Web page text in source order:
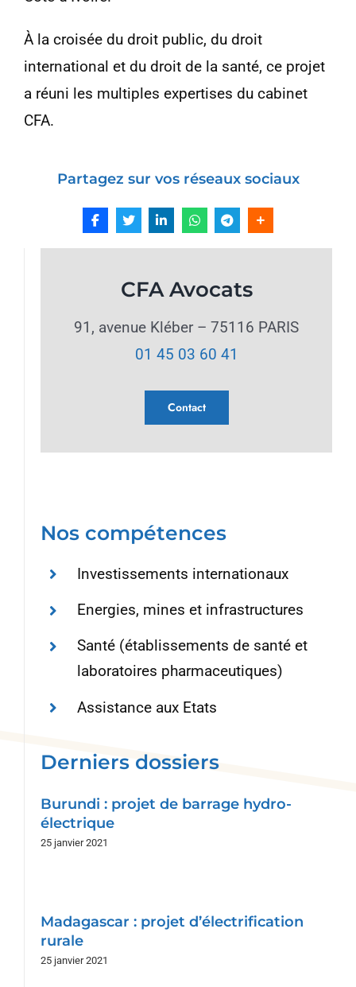
À la croisée du droit public, du droit
international et du droit de la santé, ce projet
a réuni les multiples expertises du cabinet
CFA.
Partagez sur vos réseaux sociaux
CFA Avocats
91, avenue Kléber – 75116 PARIS
01 45 03 60 41
Contact
Nos compétences
Investissements internationaux
Energies, mines et infrastructures
Santé (établissements de santé et
laboratoires pharmaceutiques)
Assistance aux Etats
Derniers dossiers
Burundi : projet de barrage hydro-
électrique
25 janvier 2021
Madagascar : projet d’électrification
rurale
25 janvier 2021